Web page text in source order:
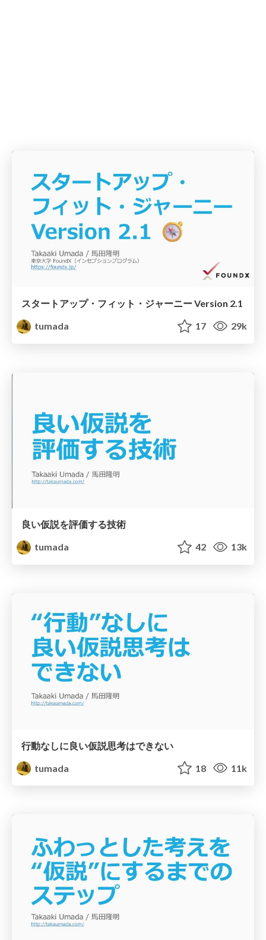
スタートアップ・フィット・ジャーニー Version 2.1
tumada
17 29k
良い仮説を評価する技術
tumada
42 13k
行動なしに良い仮説思考はできない
tumada
18 11k